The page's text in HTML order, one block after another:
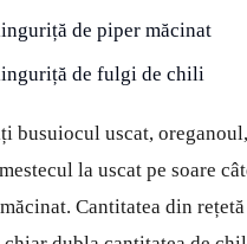
de piper măcinat
de fulgi de chili
busuiocul uscat,
la uscat pe soare
Cantitatea din